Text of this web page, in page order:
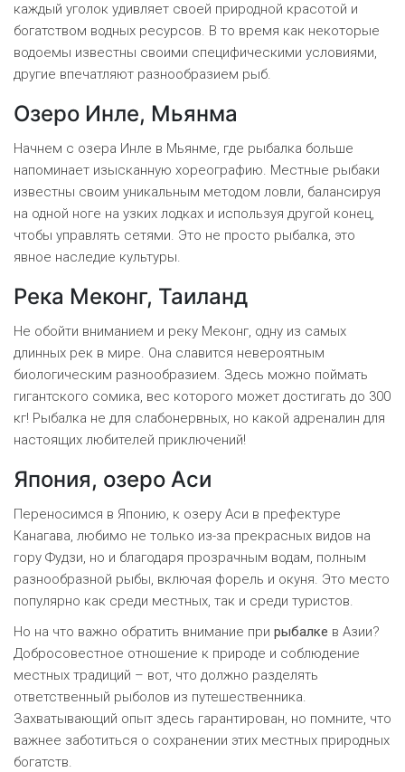
каждый уголок удивляет своей природной красотой и
богатством водных ресурсов. В то время как некоторые
водоемы известны своими специфическими условиями,
другие впечатляют разнообразием рыб.
Озеро Инле, Мьянма
Начнем с озера Инле в Мьянме, где рыбалка больше
напоминает изысканную хореографию. Местные рыбаки
известны своим уникальным методом ловли, балансируя
на одной ноге на узких лодках и используя другой конец,
чтобы управлять сетями. Это не просто рыбалка, это
явное наследие культуры.
Река Меконг, Таиланд
Не обойти вниманием и реку Меконг, одну из самых
длинных рек в мире. Она славится невероятным
биологическим разнообразием. Здесь можно поймать
гигантского сомика, вес которого может достигать до 300
кг! Рыбалка не для слабонервных, но какой адреналин для
настоящих любителей приключений!
Япония, озеро Аси
Переносимся в Японию, к озеру Аси в префектуре
Канагава, любимо не только из-за прекрасных видов на
гору Фудзи, но и благодаря прозрачным водам, полным
разнообразной рыбы, включая форель и окуня. Это место
популярно как среди местных, так и среди туристов.
Но на что важно обратить внимание при рыбалке в Азии?
Добросовестное отношение к природе и соблюдение
местных традиций – вот, что должно разделять
ответственный рыболов из путешественника.
Захватывающий опыт здесь гарантирован, но помните, что
важнее заботиться о сохранении этих местных природных
богатств.